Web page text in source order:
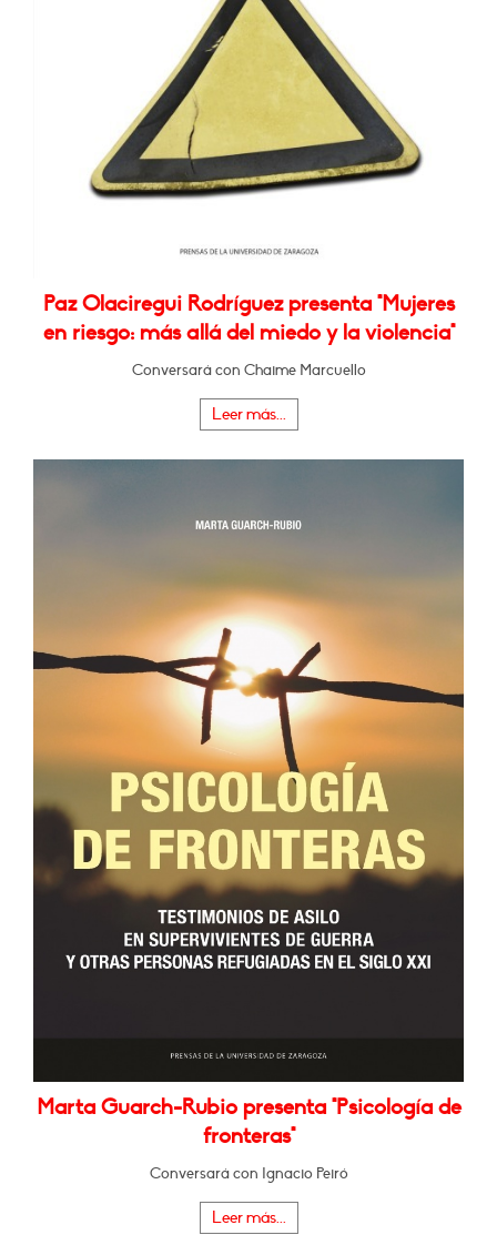
Paz Olaciregui Rodríguez presenta "Mujeres
en riesgo: más allá del miedo y la violencia"
Conversará con Chaime Marcuello
Leer más...
Marta Guarch-Rubio presenta "Psicología de
fronteras"
Conversará con Ignacio Peiró
Leer más...